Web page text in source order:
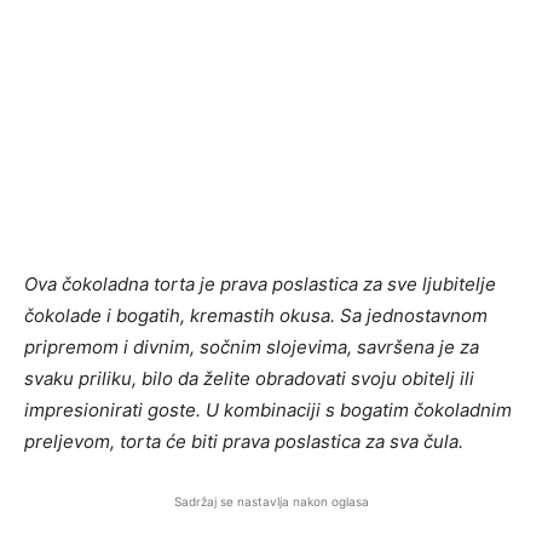
Ova čokoladna torta je prava poslastica za sve ljubitelje
čokolade i bogatih, kremastih okusa. Sa jednostavnom
pripremom i divnim, sočnim slojevima, savršena je za
svaku priliku, bilo da želite obradovati svoju obitelj ili
impresionirati goste. U kombinaciji s bogatim čokoladnim
preljevom, torta će biti prava poslastica za sva čula.
Sadržaj se nastavlja nakon oglasa